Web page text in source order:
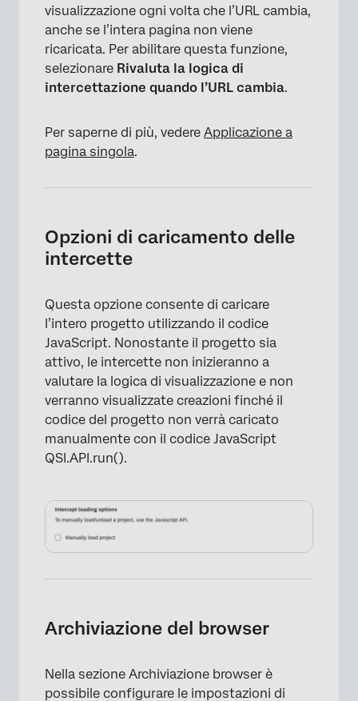
visualizzazione ogni volta che l’URL cambia,
anche se l’intera pagina non viene
ricaricata. Per abilitare questa funzione,
selezionare Rivaluta la logica di
intercettazione quando l’URL cambia.
Per saperne di più, vedere Applicazione a
pagina singola.
Opzioni di caricamento delle
intercette
Questa opzione consente di caricare
l’intero progetto utilizzando il codice
JavaScript. Nonostante il progetto sia
attivo, le intercette non inizieranno a
valutare la logica di visualizzazione e non
verranno visualizzate creazioni finché il
codice del progetto non verrà caricato
manualmente con il codice JavaScript
QSI.API.run().
Archiviazione del browser
Nella sezione Archiviazione browser è
possibile configurare le impostazioni di